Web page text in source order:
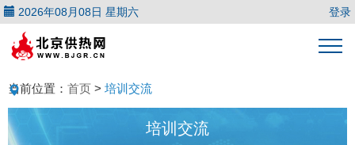
2026年08月08日 星期六 登录
当前位置： 首页 > 培训交流
培训交流